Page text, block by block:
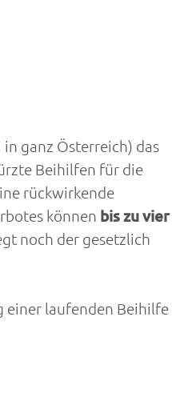
in ganz Österreich) das
Beihilfen für die
rückwirkende
können bis zu vier
noch der gesetzlich
einer laufenden Beihilfe